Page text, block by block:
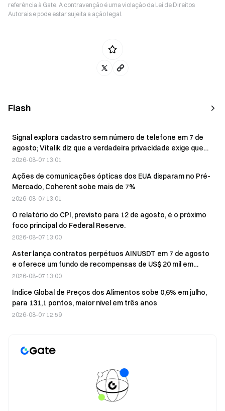
referência à Gate. A contravenção é uma violação da Lei de Direitos
Autorais e pode estar sujeita a ação legal.
Flash
Signal explora cadastro sem número de telefone em 7 de
agosto; Vitalik diz que a verdadeira privacidade exige que
as mensagens não possam ser vinculadas entre si
2026-08-07 13:01
Ações de comunicações ópticas dos EUA disparam no Pré-
Mercado, Coherent sobe mais de 7%
2026-08-07 13:01
O relatório do CPI, previsto para 12 de agosto, é o próximo
foco principal do Federal Reserve.
2026-08-07 13:00
Aster lança contratos perpétuos AINUSDT em 7 de agosto
e oferece um fundo de recompensas de US$ 20 mil em
ASTER
2026-08-07 13:00
Índice Global de Preços dos Alimentos sobe 0,6% em julho,
para 131,1 pontos, maior nível em três anos
2026-08-07 12:59